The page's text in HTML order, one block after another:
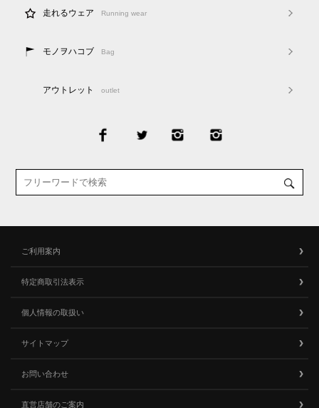
走れるウェア Running wear
モノヲハコブ Bag
アウトレット outlet
ご利用案内
特定商取引法表示
個人情報の取扱い
サイトマップ
お問い合わせ
直営店舗のご案内